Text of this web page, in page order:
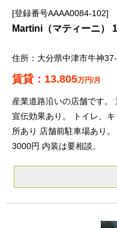
登録番号AAAA0084-102
Martini（マティーニ）
大分県中津市牛神
13.805万円/月
産業道路沿いの店舗です。
宣伝効果あり。 トイレ、
所あり 店舗前駐車場あり
3000円 内装は要相談。